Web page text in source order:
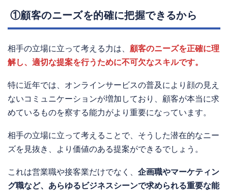
①顧客のニーズを的確に把握できるから
相手の立場に立って考える力は、 顧客のニーズを正確に理
解し、適切な提案を行うために不可欠なスキルです。
特に近年では、オンラインサービスの普及により顔の見え
ないコミュニケーションが増加しており、顧客が本当に求
めているものを察する能力がより重要になっています。
相手の立場に立って考えることで、そうした潜在的なニー
ズを見抜き、より価値のある提案ができるでしょう。
これは営業職や接客業だけでなく、 企画職やマーケティン
グ職など、あらゆるビジネスシーンで求められる重要な能